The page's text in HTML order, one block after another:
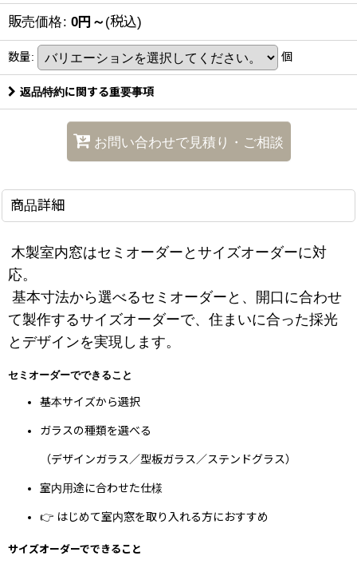
販売価格: 0円 ～ (税込)
数量: 個
返品特約に関する重要事項
お問い合わせで見積り・ご相談
商品詳細
木製室内窓はセミオーダーとサイズオーダーに対
応。
基本寸法から選べるセミオーダーと、開口に合わせ
て製作するサイズオーダーで、住まいに合った採光
とデザインを実現します。
セミオーダーでできること
基本サイズから選択
ガラスの種類を選べる
（デザインガラス／型板ガラス／ステンドグラス）
室内用途に合わせた仕様
👉 はじめて室内窓を取り入れる方におすすめ
サイズオーダーでできること